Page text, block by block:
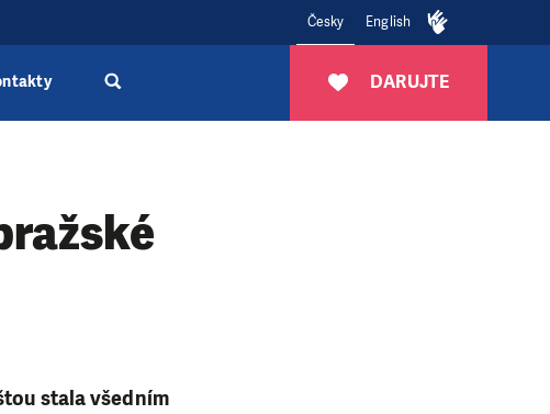
Česky English
DARUJTE
stala všedním